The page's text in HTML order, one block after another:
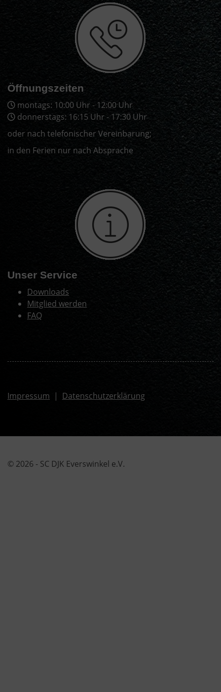
Öffnungszeiten
montags: 10:00 Uhr - 12:00 Uhr
donnerstags: 16:15 Uhr - 17:30 Uhr
oder nach telefonischer Vereinbarung;
in den Ferien nur nach Absprache
Unser Service
Downloads
Mitglied werden
FAQ
Impressum | Datenschutzerklärung
© 2026 - SC DJK Everswinkel e.V.